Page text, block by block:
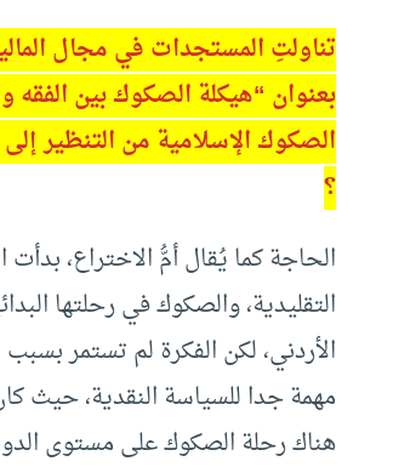
تناولتِ المستجدات في مجال
بعنوان “هيكلة الصكوك بين
الصكوك الإسلامية من التنظير
؟
الحاجة كما يُقال أمُّ الاختراع،
التقليدية، والصكوك في رحلتها
الأردني، لكن الفكرة لم تستمر
مهمة جدا للسياسة النقدية، حيث
هناك رحلة الصكوك على مستوى